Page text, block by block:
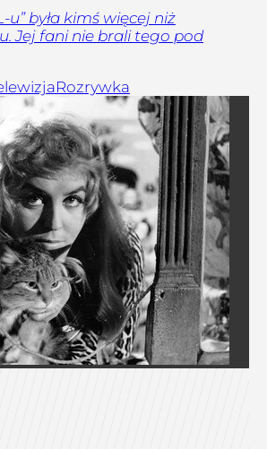
u” była kimś więcej niż
Jej fani nie brali tego pod
Rozrywka